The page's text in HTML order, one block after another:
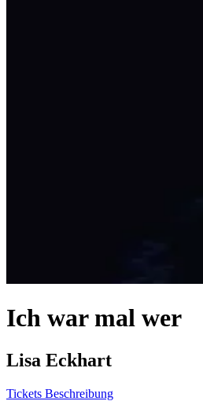
Ich war mal wer
Lisa Eckhart
Tickets Beschreibung